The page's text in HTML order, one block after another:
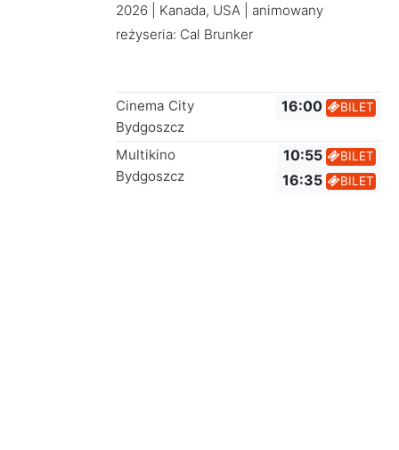
2026 | Kanada, USA | animowany
reżyseria: Cal Brunker
Cinema City
Bydgoszcz
16:00 BILET
Multikino
Bydgoszcz
10:55 BILET
16:35 BILET